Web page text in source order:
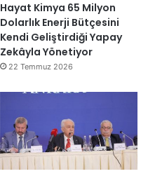
Hayat Kimya 65 Milyon
Dolarlık Enerji Bütçesini
Kendi Geliştirdiği Yapay
Zekâyla Yönetiyor
22 Temmuz 2026